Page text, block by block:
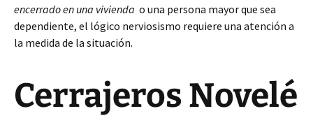
encerrado en una vivienda o una persona mayor que sea
dependiente, el lógico nerviosismo requiere una atención a
la medida de la situación.
Cerrajeros Novelé